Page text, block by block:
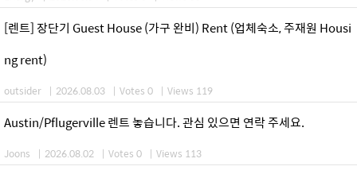
[렌트] 장단기 Guest House (가구 완비) Rent (업체숙소, 주재원 Housi
ng rent)
outsider | 2026.08.03 | Votes 0 | Views 119
Austin/Pflugerville 렌트 놓습니다. 관심 있으면 연락 주세요.
Joons | 2026.08.02 | Votes 0 | Views 113